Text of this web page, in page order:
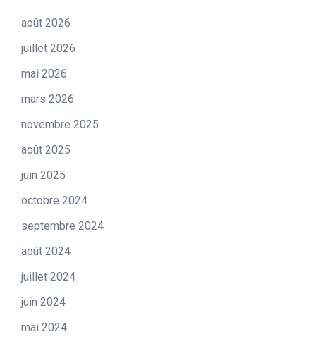
août 2026
juillet 2026
mai 2026
mars 2026
novembre 2025
août 2025
juin 2025
octobre 2024
septembre 2024
août 2024
juillet 2024
juin 2024
mai 2024